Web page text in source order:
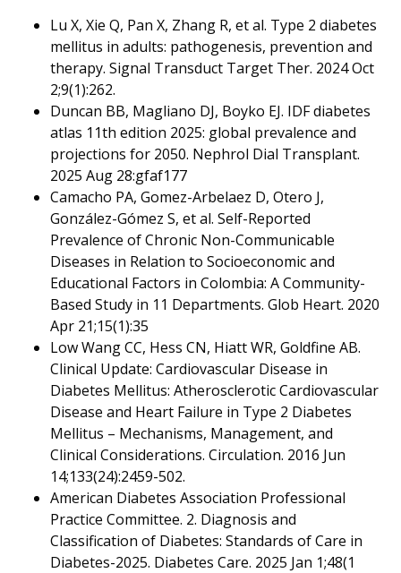
Lu X, Xie Q, Pan X, Zhang R, et al. Type 2 diabetes
mellitus in adults: pathogenesis, prevention and
therapy. Signal Transduct Target Ther. 2024 Oct
2;9(1):262.
Duncan BB, Magliano DJ, Boyko EJ. IDF diabetes
atlas 11th edition 2025: global prevalence and
projections for 2050. Nephrol Dial Transplant.
2025 Aug 28:gfaf177
Camacho PA, Gomez-Arbelaez D, Otero J,
González-Gómez S, et al. Self-Reported
Prevalence of Chronic Non-Communicable
Diseases in Relation to Socioeconomic and
Educational Factors in Colombia: A Community-
Based Study in 11 Departments. Glob Heart. 2020
Apr 21;15(1):35
Low Wang CC, Hess CN, Hiatt WR, Goldfine AB.
Clinical Update: Cardiovascular Disease in
Diabetes Mellitus: Atherosclerotic Cardiovascular
Disease and Heart Failure in Type 2 Diabetes
Mellitus – Mechanisms, Management, and
Clinical Considerations. Circulation. 2016 Jun
14;133(24):2459-502.
American Diabetes Association Professional
Practice Committee. 2. Diagnosis and
Classification of Diabetes: Standards of Care in
Diabetes-2025. Diabetes Care. 2025 Jan 1;48(1